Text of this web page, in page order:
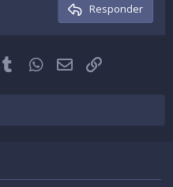
Cabeçalho 3Responder
Tumblr WhatsApp
Email